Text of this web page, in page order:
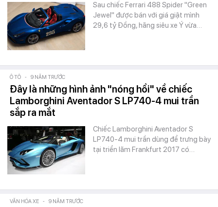
Sau chiếc Ferrari 488 Spider "Green
Jewel" được bán với giá giật mình
29,6 tỷ Đồng, hãng siêu xe Ý vừa…
Ô TÔ - 9 NĂM TRƯỚC
Đây là những hình ảnh "nóng hổi" về chiếc
Lamborghini Aventador S LP740-4 mui trần
sắp ra mắt
Chiếc Lamborghini Aventador S
LP740-4 mui trần dùng để trưng bày
tại triển lãm Frankfurt 2017 có…
VĂN HÓA XE - 9 NĂM TRƯỚC